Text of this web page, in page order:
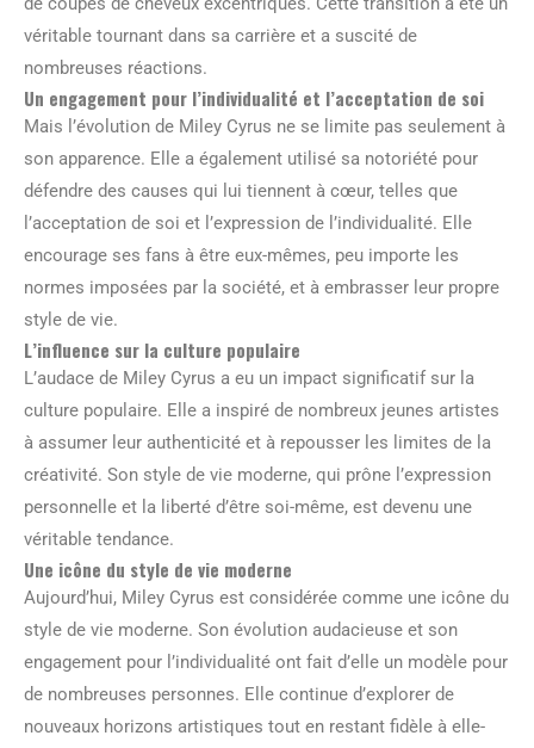
véritable tournant dans sa carrière et a suscité de
nombreuses réactions.
Un engagement pour l’individualité et l’acceptation de soi
Mais l’évolution de Miley Cyrus ne se limite pas seulement à
son apparence. Elle a également utilisé sa notoriété pour
défendre des causes qui lui tiennent à cœur, telles que
l’acceptation de soi et l’expression de l’individualité. Elle
encourage ses fans à être eux-mêmes, peu importe les
normes imposées par la société, et à embrasser leur propre
style de vie.
L’influence sur la culture populaire
L’audace de Miley Cyrus a eu un impact significatif sur la
culture populaire. Elle a inspiré de nombreux jeunes artistes
à assumer leur authenticité et à repousser les limites de la
créativité. Son style de vie moderne, qui prône l’expression
personnelle et la liberté d’être soi-même, est devenu une
véritable tendance.
Une icône du style de vie moderne
Aujourd’hui, Miley Cyrus est considérée comme une icône du
style de vie moderne. Son évolution audacieuse et son
engagement pour l’individualité ont fait d’elle un modèle pour
de nombreuses personnes. Elle continue d’explorer de
nouveaux horizons artistiques tout en restant fidèle à elle-